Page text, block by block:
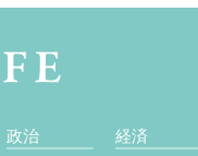
政治 経済